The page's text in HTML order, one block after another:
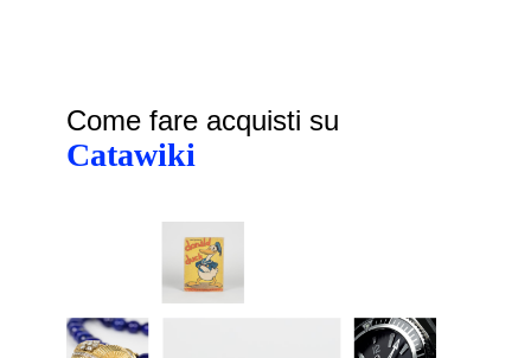
Come fare acquisti su
Catawiki